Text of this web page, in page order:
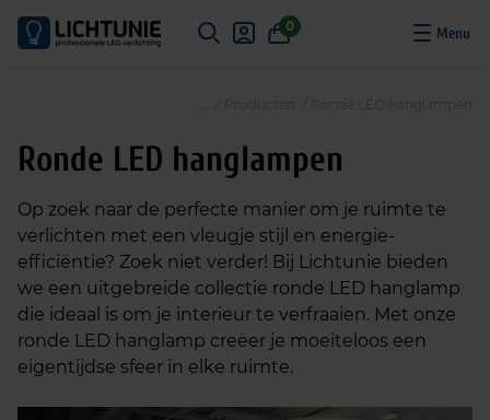
0
Ronde LED hanglampen
Op zoek naar de perfecte manier om je ruimte te
verlichten met een vleugje stijl en energie-
efficiëntie? Zoek niet verder! Bij Lichtunie bieden
we een uitgebreide collectie ronde LED hanglamp
die ideaal is om je interieur te verfraaien. Met onze
ronde LED hanglamp creëer je moeiteloos een
eigentijdse sfeer in elke ruimte.